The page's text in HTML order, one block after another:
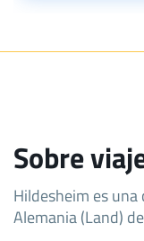
Sobre
Hildesheim es
Alemania (Land)